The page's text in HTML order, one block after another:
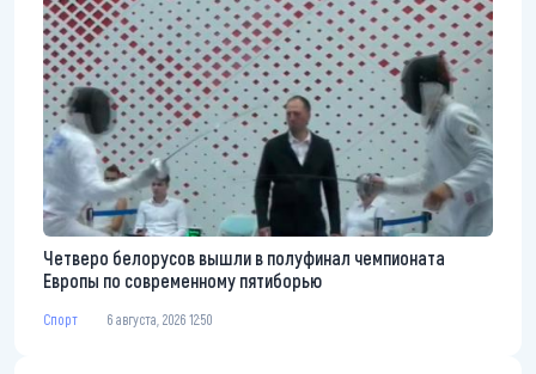
Четверо белорусов вышли в полуфинал чемпионата
Европы по современному пятиборью
Спорт 6 августа, 2026 12:50